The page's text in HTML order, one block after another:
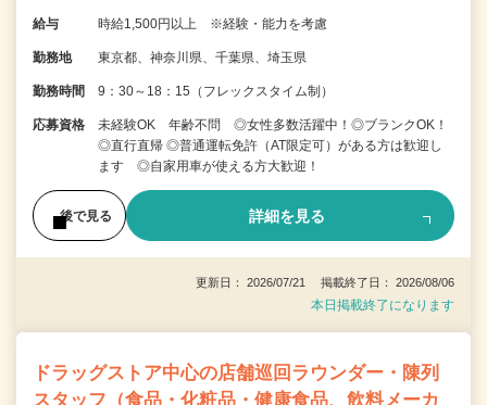
給与 時給1,500円以上 ※経験・能力を考慮
勤務地 東京都、神奈川県、千葉県、埼玉県
勤務時間 9：30～18：15（フレックスタイム制）
応募資格
未経験OK 年齢不問 ◎女性多数活躍中！◎ブランクOK！
◎直行直帰 ◎普通運転免許（AT限定可）がある方は歓迎し
ます ◎自家用車が使える方大歓迎！
後で見る 詳細を見る
更新日： 2026/07/21 掲載終了日： 2026/08/06
本日掲載終了になります
ドラッグストア中心の店舗巡回ラウンダー・陳列
スタッフ（食品・化粧品・健康食品、飲料メーカ